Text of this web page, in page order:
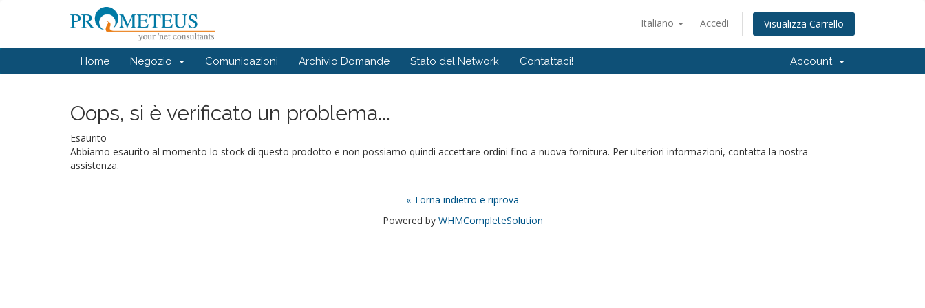
Italiano Accedi Visualizza Carrello
Home Negozio Comunicazioni Archivio Domande Stato del Network Contattaci! Account
Oops, si è verificato un problema...
Esaurito
Abbiamo esaurito al momento lo stock di questo prodotto e non possiamo quindi accettare ordini fino a nuova fornitura. Per ulteriori informazioni, contatta la nostra
assistenza.
« Torna indietro e riprova
Powered by WHMCompleteSolution